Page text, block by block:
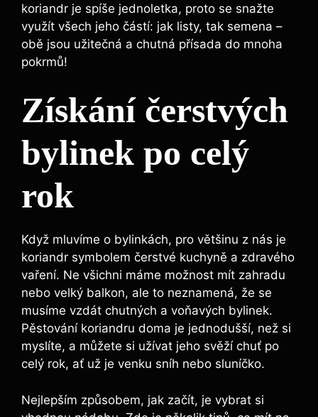
koriandr je spíše jednoletka, proto se snažte
využít všech jeho částí: jak listy, tak semena –
obě jsou užitečná a chutná přísada do mnoha
pokrmů!
Získání čerstvých
bylinek po celý
rok
Když mluvíme o bylinkách, pro většinu z nás je
koriandr symbolem čerstvé kuchyně a zdravého
vaření. Ne všichni máme možnost mít zahradu
nebo velký balkon, ale to neznamená, že se
musíme vzdát chutných a voňavých bylinek.
Pěstování koriandru doma je jednodušší, než si
myslíte, a můžete si užívat jeho svěží chuť po
celý rok, ať už je venku sníh nebo sluníčko.
Nejlepším způsobem, jak začít, je vybrat si